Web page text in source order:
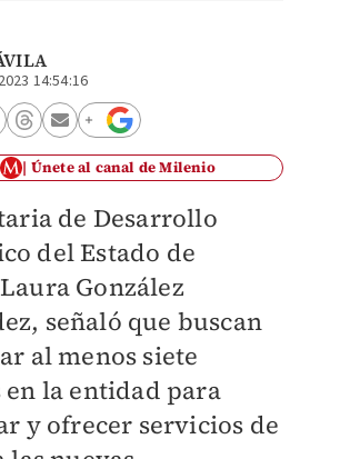
14:54:16
Únete al canal de Milenio
de Desarrollo
del Estado de
González
señaló que buscan
al menos siete
en la entidad para
y ofrecer servicios de